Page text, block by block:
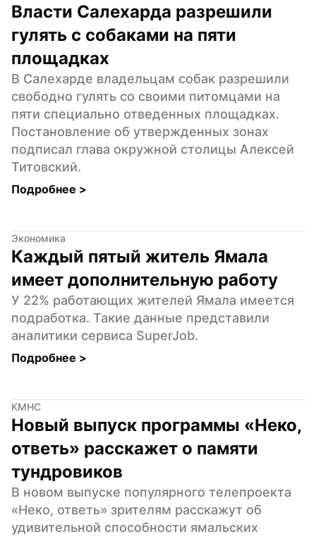
Власти Салехарда разрешили
гулять с собаками на пяти
площадках
В Салехарде владельцам собак разрешили
свободно гулять со своими питомцами на
пяти специально отведенных площадках.
Постановление об утвержденных зонах
подписал глава окружной столицы Алексей
Титовский.
Подробнее >
Экономика
Каждый пятый житель Ямала
имеет дополнительную работу
У 22% работающих жителей Ямала имеется
подработка. Такие данные представили
аналитики сервиса SuperJob.
Подробнее >
КМНС
Новый выпуск программы «Неко,
ответь» расскажет о памяти
тундровиков
В новом выпуске популярного телепроекта
«Неко, ответь» зрителям расскажут об
удивительной способности ямальских